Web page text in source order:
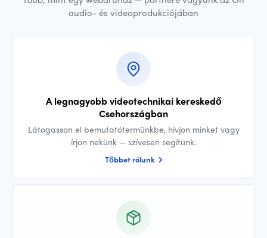
audio- és videoprodukciójában
A legnagyobb videotechnikai kereskedő
Csehországban
Látogasson el bemutatótermünkbe, hívjon minket vagy
írjon nekünk — szívesen segítünk.
Többet rólunk